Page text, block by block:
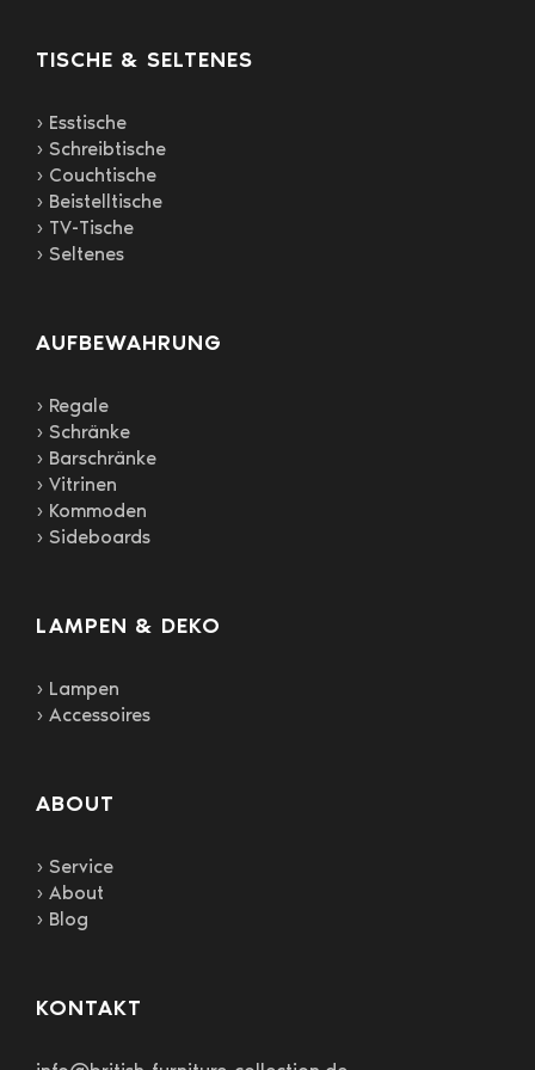
TISCHE & SELTENES
› Esstische
› Schreibtische
› Couchtische
› Beistelltische
› TV-Tische
› Seltenes
AUFBEWAHRUNG
› Regale
› Schränke
› Barschränke
› Vitrinen
› Kommoden
› Sideboards
LAMPEN & DEKO
› Lampen
› Accessoires
ABOUT
› Service
› About
› Blog
KONTAKT